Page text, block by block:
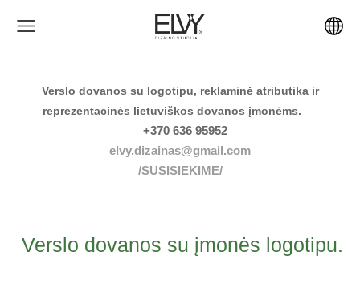
Verslo dovanos su logotipu, reklaminė atributika ir
reprezentacinės lietuviškos dovanos įmonėms.
+370 636 95952
elvy.dizainas@gmail.com
/SUSISIEKIME/
Verslo dovanos su įmonės logotipu.